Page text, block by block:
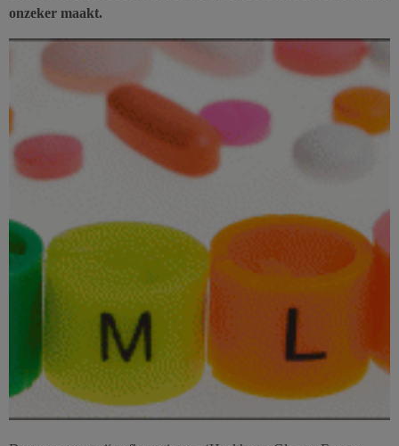
onzeker maakt.